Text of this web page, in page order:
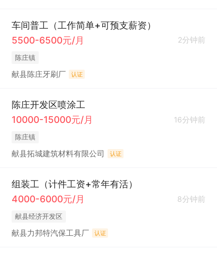
车间普工（工作简单+可预支薪资）
5500-6500元/月
2分钟前
陈庄镇
献县陈庄牙刷厂 认证
陈庄开发区喷涂工
10000-15000元/月
16分钟前
陈庄镇
献县拓城建筑材料有限公司 认证
组装工（计件工资+常年有活）
4000-6000元/月
8分钟前
献县经济开发区
献县力邦特汽保工具厂 认证